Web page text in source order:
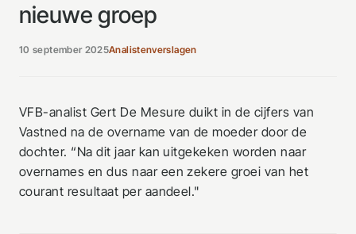
nieuwe groep
10 september 2025Analistenverslagen
VFB-analist Gert De Mesure duikt in de cijfers van
Vastned na de overname van de moeder door de
dochter. “Na dit jaar kan uitgekeken worden naar
overnames en dus naar een zekere groei van het
courant resultaat per aandeel."